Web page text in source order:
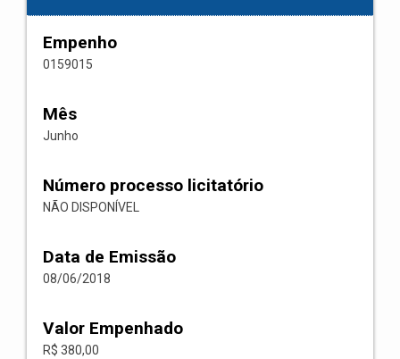
Empenho
0159015
Mês
Junho
Número processo licitatório
NÃO DISPONÍVEL
Data de Emissão
08/06/2018
Valor Empenhado
R$ 380,00